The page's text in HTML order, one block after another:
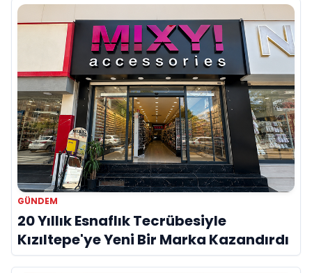
GÜNDEM
20 Yıllık Esnaflık Tecrübesiyle
Kızıltepe'ye Yeni Bir Marka Kazandırdı